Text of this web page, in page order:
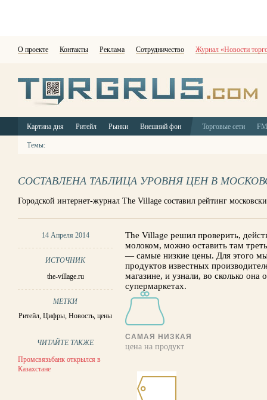
О проекте Контакты Реклама Сотрудничество Журнал «Новости
Картина дня Ритейл Рынки Внешний фон Торговые сети
Темы:
СОСТАВЛЕНА ТАБЛИЦА УРОВНЯ ЦЕН В
Городской интернет-журнал The Village составил рейтинг
14 Апреля 2014
ИСТОЧНИК
the-village.ru
МЕТКИ
Ритейл,Цифры,Новость,цены
ЧИТАЙТЕ ТАКЖЕ
Промсвязьбанк открылся в
Казахстане
The Village решил проверить,
молоком, можно оставить там
— самые низкие цены. Для этого
продуктов известных
магазине, и узнали, во сколько она
супермаркетах.
САМАЯ НИЗКАЯ
цена на продукт